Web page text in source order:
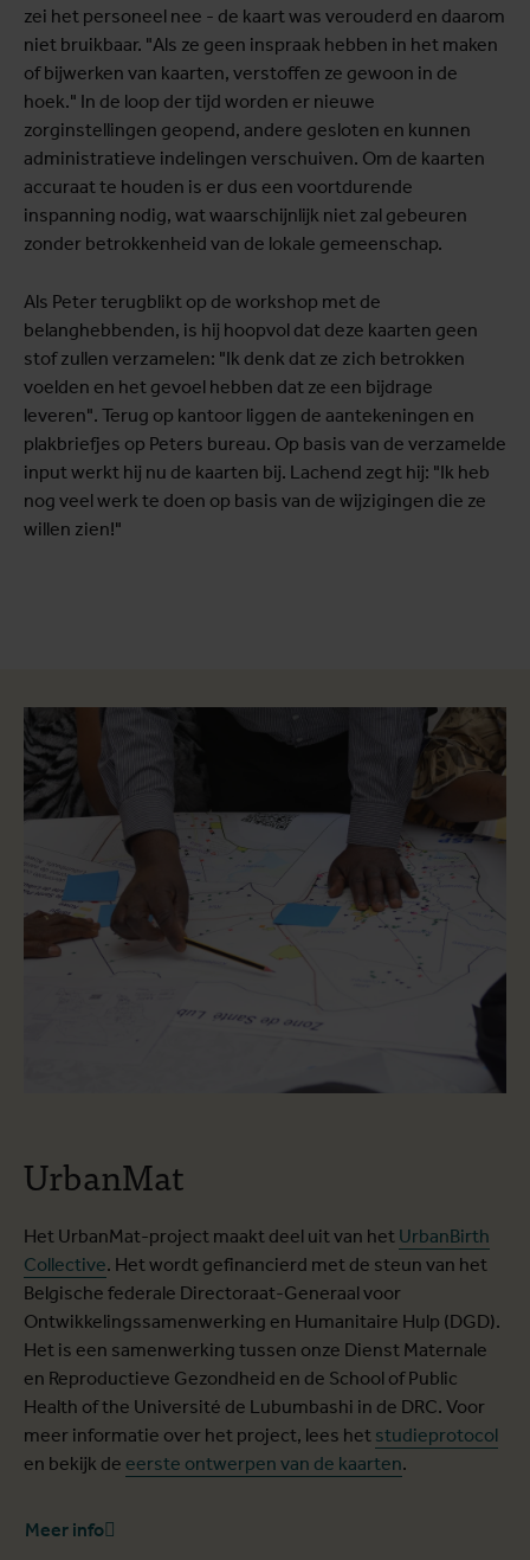
zei het personeel nee - de kaart was verouderd en daarom
niet bruikbaar. "Als ze geen inspraak hebben in het maken
of bijwerken van kaarten, verstoffen ze gewoon in de
hoek." In de loop der tijd worden er nieuwe
zorginstellingen geopend, andere gesloten en kunnen
administratieve indelingen verschuiven. Om de kaarten
accuraat te houden is er dus een voortdurende
inspanning nodig, wat waarschijnlijk niet zal gebeuren
zonder betrokkenheid van de lokale gemeenschap.
Als Peter terugblikt op de workshop met de
belanghebbenden, is hij hoopvol dat deze kaarten geen
stof zullen verzamelen: "Ik denk dat ze zich betrokken
voelden en het gevoel hebben dat ze een bijdrage
leveren". Terug op kantoor liggen de aantekeningen en
plakbriefjes op Peters bureau. Op basis van de verzamelde
input werkt hij nu de kaarten bij. Lachend zegt hij: "Ik heb
nog veel werk te doen op basis van de wijzigingen die ze
willen zien!"
UrbanMat
Het UrbanMat-project maakt deel uit van het UrbanBirth
Collective. Het wordt gefinancierd met de steun van het
Belgische federale Directoraat-Generaal voor
Ontwikkelingssamenwerking en Humanitaire Hulp (DGD).
Het is een samenwerking tussen onze Dienst Maternale
en Reproductieve Gezondheid en de School of Public
Health of the Université de Lubumbashi in de DRC. Voor
meer informatie over het project, lees het studieprotocol
en bekijk de eerste ontwerpen van de kaarten.
Meer info